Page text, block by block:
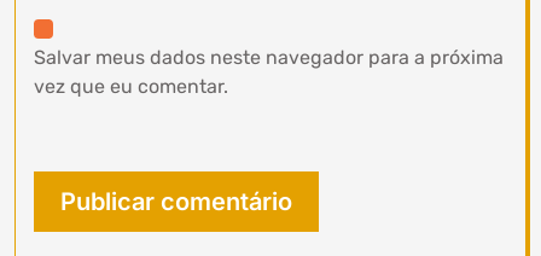
Salvar meus dados neste navegador para a próxima
vez que eu comentar.